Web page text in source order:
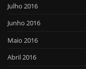
Julho 2016
Junho 2016
Maio 2016
Abril 2016